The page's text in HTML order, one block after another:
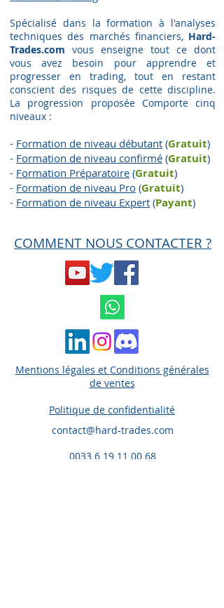
Spécialisé dans la formation à l'analyses
techniques des marchés financiers, Hard-
Trades.com vous enseigne tout ce dont
vous avez besoin pour apprendre et
progresser en trading, tout en restant
conscient des risques de cette discipline.
La progression proposée Comporte cinq
niveaux :
- Formation de niveau débutant (Gratuit)
- Formation de niveau confirmé (Gratuit)
- Formation Préparatoire (Gratuit)
- Formation de niveau Pro (Gratuit)
- Formation de niveau Expert (Payant)
COMMENT NOUS CONTACTER ?
Mentions légales et Conditions générales
de ventes
Politique de confidentialité
contact@hard-trades.com
0033 6 19 11 00 68